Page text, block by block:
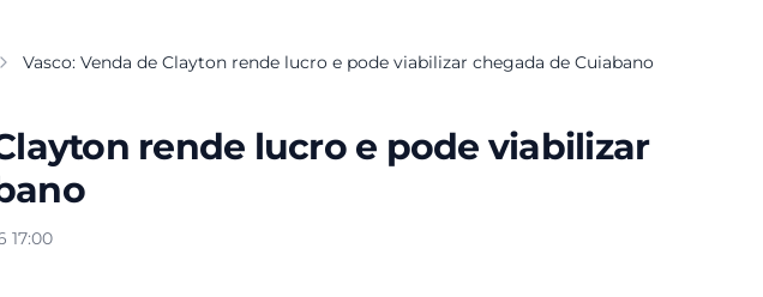
Vasco: Venda de Clayton rende lucro e pode viabilizar chegada de Cuiabano
rende lucro e pode viabilizar
17:00